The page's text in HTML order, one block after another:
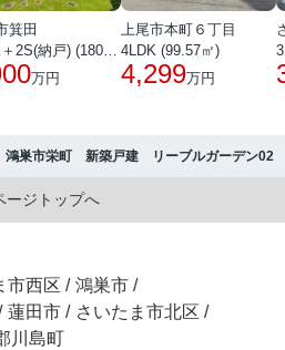
箕田
万円
上尾市本町６丁目
4LDK (99.57㎡)
4,299万円
鴻巣市栄町 新築戸建 リーブルガーデン02
ージトップへ
市西区 / 鴻巣市 /
蓮田市 / さいたま市北区 /
川島町